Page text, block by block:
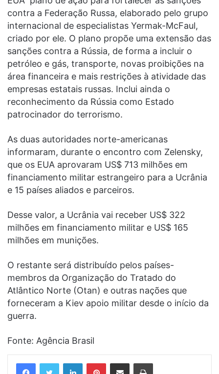
contra a Federação Russa, elaborado pelo grupo
internacional de especialistas Yermak-McFaul,
criado por ele. O plano propõe uma extensão das
sanções contra a Rússia, de forma a incluir o
petróleo e gás, transporte, novas proibições na
área financeira e mais restrições à atividade das
empresas estatais russas. Inclui ainda o
reconhecimento da Rússia como Estado
patrocinador do terrorismo.
As duas autoridades norte-americanas
informaram, durante o encontro com Zelensky,
que os EUA aprovaram US$ 713 milhões em
financiamento militar estrangeiro para a Ucrânia
e 15 países aliados e parceiros.
Desse valor, a Ucrânia vai receber US$ 322
milhões em financiamento militar e US$ 165
milhões em munições.
O restante será distribuído pelos países-
membros da Organização do Tratado do
Atlântico Norte (Otan) e outras nações que
forneceram a Kiev apoio militar desde o início da
guerra.
Fonte: Agência Brasil
LinkedinPinterestCompartilhar via e-mail Imprimir